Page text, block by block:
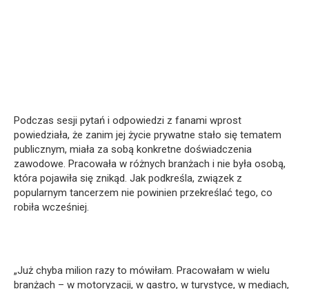
Podczas sesji pytań i odpowiedzi z fanami wprost
powiedziała, że zanim jej życie prywatne stało się tematem
publicznym, miała za sobą konkretne doświadczenia
zawodowe. Pracowała w różnych branżach i nie była osobą,
która pojawiła się znikąd. Jak podkreśla, związek z
popularnym tancerzem nie powinien przekreślać tego, co
robiła wcześniej.
„Już chyba milion razy to mówiłam. Pracowałam w wielu
branżach – w motoryzacji, w gastro, w turystyce, w mediach,